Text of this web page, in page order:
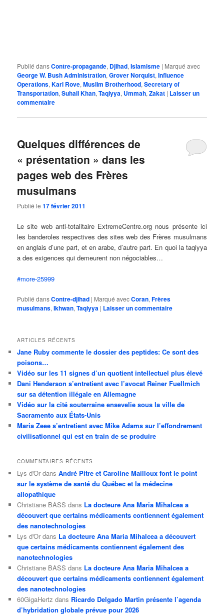
Publié dansContre-propagande, Djihad,Islamisme | Marqué avec
George W. Bush Administration,Grover Norquist,Influence
Operations,Karl Rove,Muslim Brotherhood,Secretary of
Transportation,Suhail Khan,Taqiyya, Ummah,Zakat | Laisser un
commentaire
Quelques différences de
« présentation » dans les
pages web des Frères
musulmans
Publié le17 février 2011
Le site web anti-totalitaire ExtremeCentre.org nous présente ici
les banderoles respectives des sites web des Frères musulmans
en anglais d’une part, et en arabe, d’autre part. En quoi la taqiyya
a des exigences qui demeurent non négociables…
#more-25999
Publié dansContre-djihad | Marqué avecCoran,Frères
musulmans,Ikhwan,Taqiyya | Laisser un commentaire
ARTICLES RÉCENTS
Jane Ruby commente le dossier des peptides: Ce sont des
poisons…
Vidéo sur les 11 signes d’un quotient intellectuel plus élevé
Dani Henderson s’entretient avec l’avocat Reiner Fuellmich
sur sa détention illégale en Allemagne
Vidéo sur la cité souterraine ensevelie sous la ville de
Sacramento aux États-Unis
Maria Zeee s’entretient avec Mike Adams sur l’effondrement
civilisationnel qui est en train de se produire
COMMENTAIRES RÉCENTS
Lys d'Or dansAndré Pitre et Caroline Mailloux font le point
sur le système de santé du Québec et la médecine
allopathique
Christiane BASS dans La docteure Ana Maria Mihalcea a
découvert que certains médicaments contiennent également
des nanotechnologies
Lys d'Or dans La docteure Ana Maria Mihalcea a découvert
que certains médicaments contiennent également des
nanotechnologies
Christiane BASS dans La docteure Ana Maria Mihalcea a
découvert que certains médicaments contiennent également
des nanotechnologies
60GigaHertz dans Ricardo Delgado Martin présente l’agenda
d’hybridation globale prévue pour 2026